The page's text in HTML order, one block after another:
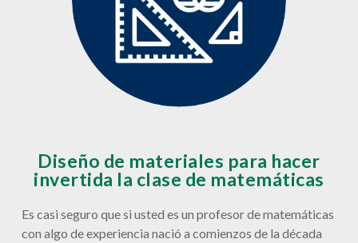
Diseño de materiales para hacer
invertida la clase de matemáticas
Es casi seguro que si usted es un profesor de matemáticas
con algo de experiencia nació a comienzos de la década